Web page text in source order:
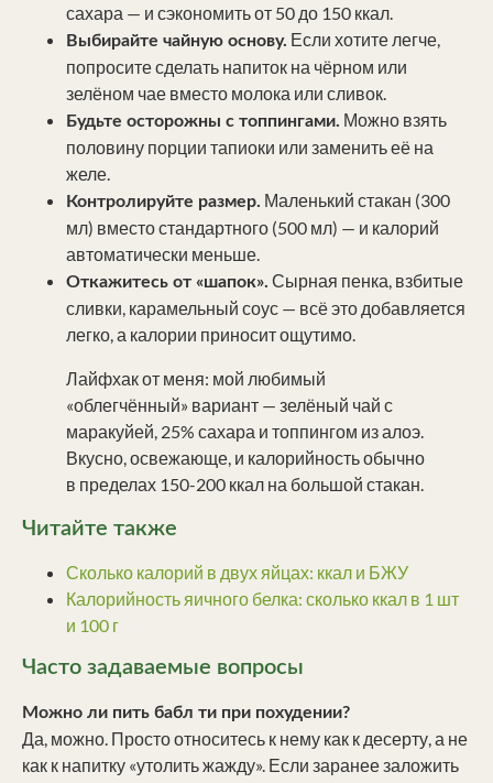
сахара — и сэкономить от 50 до 150 ккал.
Выбирайте чайную основу. Если хотите легче,
попросите сделать напиток на чёрном или
зелёном чае вместо молока или сливок.
Будьте осторожны с топпингами. Можно взять
половину порции тапиоки или заменить её на
желе.
Контролируйте размер. Маленький стакан (300
мл) вместо стандартного (500 мл) — и калорий
автоматически меньше.
Откажитесь от «шапок». Сырная пенка, взбитые
сливки, карамельный соус — всё это добавляется
легко, а калории приносит ощутимо.
Лайфхак от меня: мой любимый
«облегчённый» вариант — зелёный чай с
маракуйей, 25% сахара и топпингом из алоэ.
Вкусно, освежающе, и калорийность обычно
в пределах 150-200 ккал на большой стакан.
Читайте также
Сколько калорий в двух яйцах: ккал и БЖУ
Калорийность яичного белка: сколько ккал в 1 шт
и 100 г
Часто задаваемые вопросы
Можно ли пить бабл ти при похудении?
Да, можно. Просто относитесь к нему как к десерту, а не
как к напитку «утолить жажду». Если заранее заложить